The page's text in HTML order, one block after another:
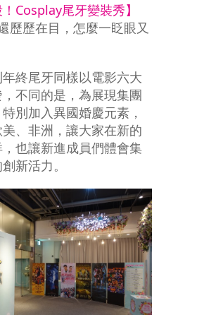
！Cosplay尾牙變裝秀】
歷歷在目，怎麼一眨眼又
終尾牙同樣以電影六大
不同的是，為展現集團
別加入異國婚慶元素，
、非洲，讓大家在新的
也讓新進成員們體會集
新活力。